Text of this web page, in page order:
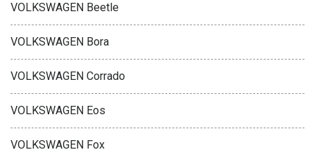
VOLKSWAGEN Beetle
VOLKSWAGEN Bora
VOLKSWAGEN Corrado
VOLKSWAGEN Eos
VOLKSWAGEN Fox